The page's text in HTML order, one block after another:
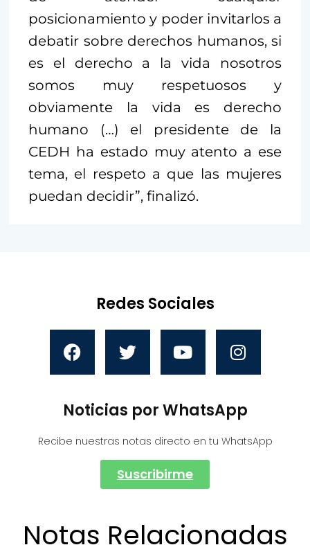
posicionamiento y poder invitarlos a
debatir sobre derechos humanos, si
es el derecho a la vida nosotros
somos muy respetuosos y
obviamente la vida es derecho
humano (…) el presidente de la
CEDH ha estado muy atento a ese
tema, el respeto a que las mujeres
puedan decidir”, finalizó.
Redes Sociales
Noticias por WhatsApp
Recibe nuestras notas directo en tu WhatsApp
Suscribirme
Notas Relacionadas